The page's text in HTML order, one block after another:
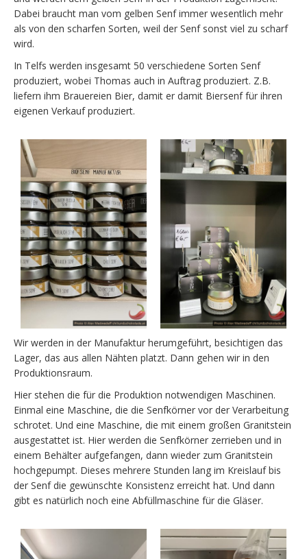
Dabei braucht man vom gelben Senf immer wesentlich mehr
als von den scharfen Sorten, weil der Senf sonst viel zu scharf
wird.
In Telfs werden insgesamt 50 verschiedene Sorten Senf
produziert, wobei Thomas auch in Auftrag produziert. Z.B.
liefern ihm Brauereien Bier, damit er damit Biersenf für ihren
eigenen Verkauf produziert.
Wir werden in der Manufaktur herumgeführt, besichtigen das
Lager, das aus allen Nähten platzt. Dann gehen wir in den
Produktionsraum.
Hier stehen die für die Produktion notwendigen Maschinen.
Einmal eine Maschine, die die Senfkörner vor der Verarbeitung
schrotet. Und eine Maschine, die mit einem großen Granitstein
ausgestattet ist. Hier werden die Senfkörner zerrieben und in
einem Behälter aufgefangen, dann wieder zum Granitstein
hochgepumpt. Dieses mehrere Stunden lang im Kreislauf bis
der Senf die gewünschte Konsistenz erreicht hat. Und dann
gibt es natürlich noch eine Abfüllmaschine für die Gläser.